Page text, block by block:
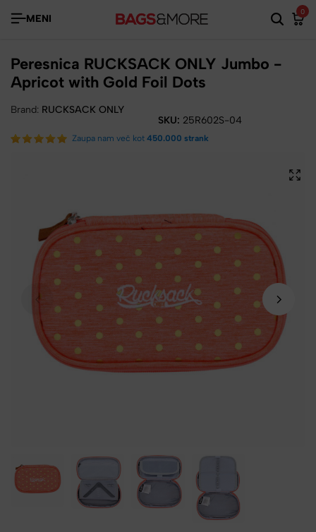
MENI
0
Peresnica RUCKSACK ONLY Jumbo -
Apricot with Gold Foil Dots
Brand: RUCKSACK ONLY
SKU: 25R602S-04
Zaupa nam več kot 450.000 strank